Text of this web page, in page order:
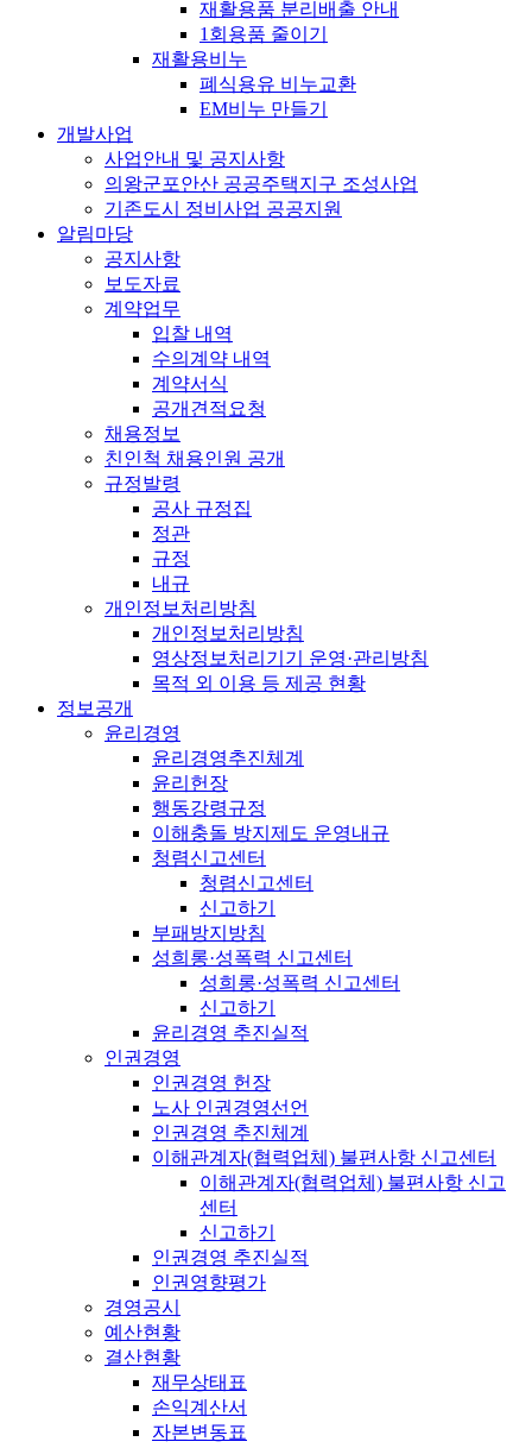
재활용품 분리배출 안내
1회용품 줄이기
재활용비누
폐식용유 비누교환
EM비누 만들기
개발사업
사업안내 및 공지사항
의왕군포안산 공공주택지구 조성사업
기존도시 정비사업 공공지원
알림마당
공지사항
보도자료
계약업무
입찰 내역
수의계약 내역
계약서식
공개견적요청
채용정보
친인척 채용인원 공개
규정발령
공사 규정집
정관
규정
내규
개인정보처리방침
개인정보처리방침
영상정보처리기기 운영·관리방침
목적 외 이용 등 제공 현황
정보공개
윤리경영
윤리경영추진체계
윤리헌장
행동강령규정
이해충돌 방지제도 운영내규
청렴신고센터
청렴신고센터
신고하기
부패방지방침
성희롱·성폭력 신고센터
성희롱·성폭력 신고센터
신고하기
윤리경영 추진실적
인권경영
인권경영 헌장
노사 인권경영선언
인권경영 추진체계
이해관계자(협력업체) 불편사항 신고센터
이해관계자(협력업체) 불편사항 신고
센터
신고하기
인권경영 추진실적
인권영향평가
경영공시
예산현황
결산현황
재무상태표
손익계산서
자본변동표